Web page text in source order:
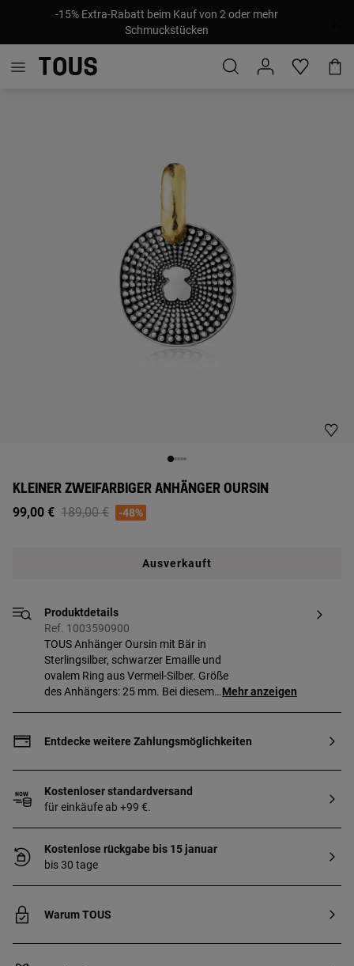
-15% Extra-Rabatt beim Kauf von 2 oder mehr
Schmuckstücken
KLEINER ZWEIFARBIGER ANHÄNGER OURSIN
99,00 € Price reduced from
189,00 €to-48%
Ausverkauft
Produktdetails
Ref. 1003590900
TOUS Anhänger Oursin mit Bär in
Sterlingsilber, schwarzer Emaille und
ovalem Ring aus Vermeil-Silber. Größe
des Anhängers: 25 mm. Bei diesem
mit einer Dicke von 3 bis 5 Mikron und
Produktionstechnik: Gießen.
Mehr anzeigen
Entdecke weitere Zahlungsmöglichkeiten
Kostenloser standardversand
für einkäufe ab +99 €.
Kostenlose rückgabe bis 15 januar
bis 30 tage
Warum TOUS